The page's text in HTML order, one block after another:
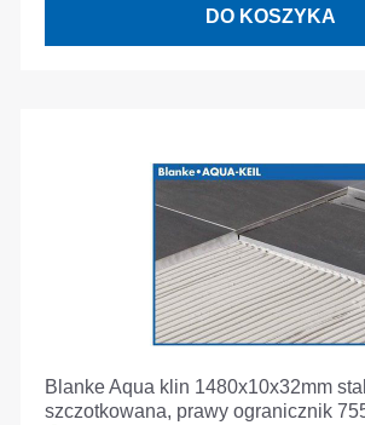
DO KOSZYKA
Blanke Aqua klin 1480x10x32mm
szczotkowana, prawy ogranicznik